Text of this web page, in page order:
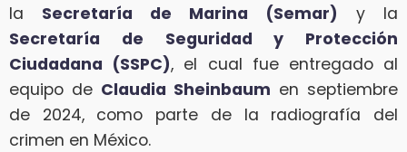
la Secretaría de Marina (Semar) y la
Secretaría de Seguridad y Protección
Ciudadana (SSPC), el cual fue entregado al
equipo de Claudia Sheinbaum en septiembre
de 2024, como parte de la radiografía del
crimen en México.